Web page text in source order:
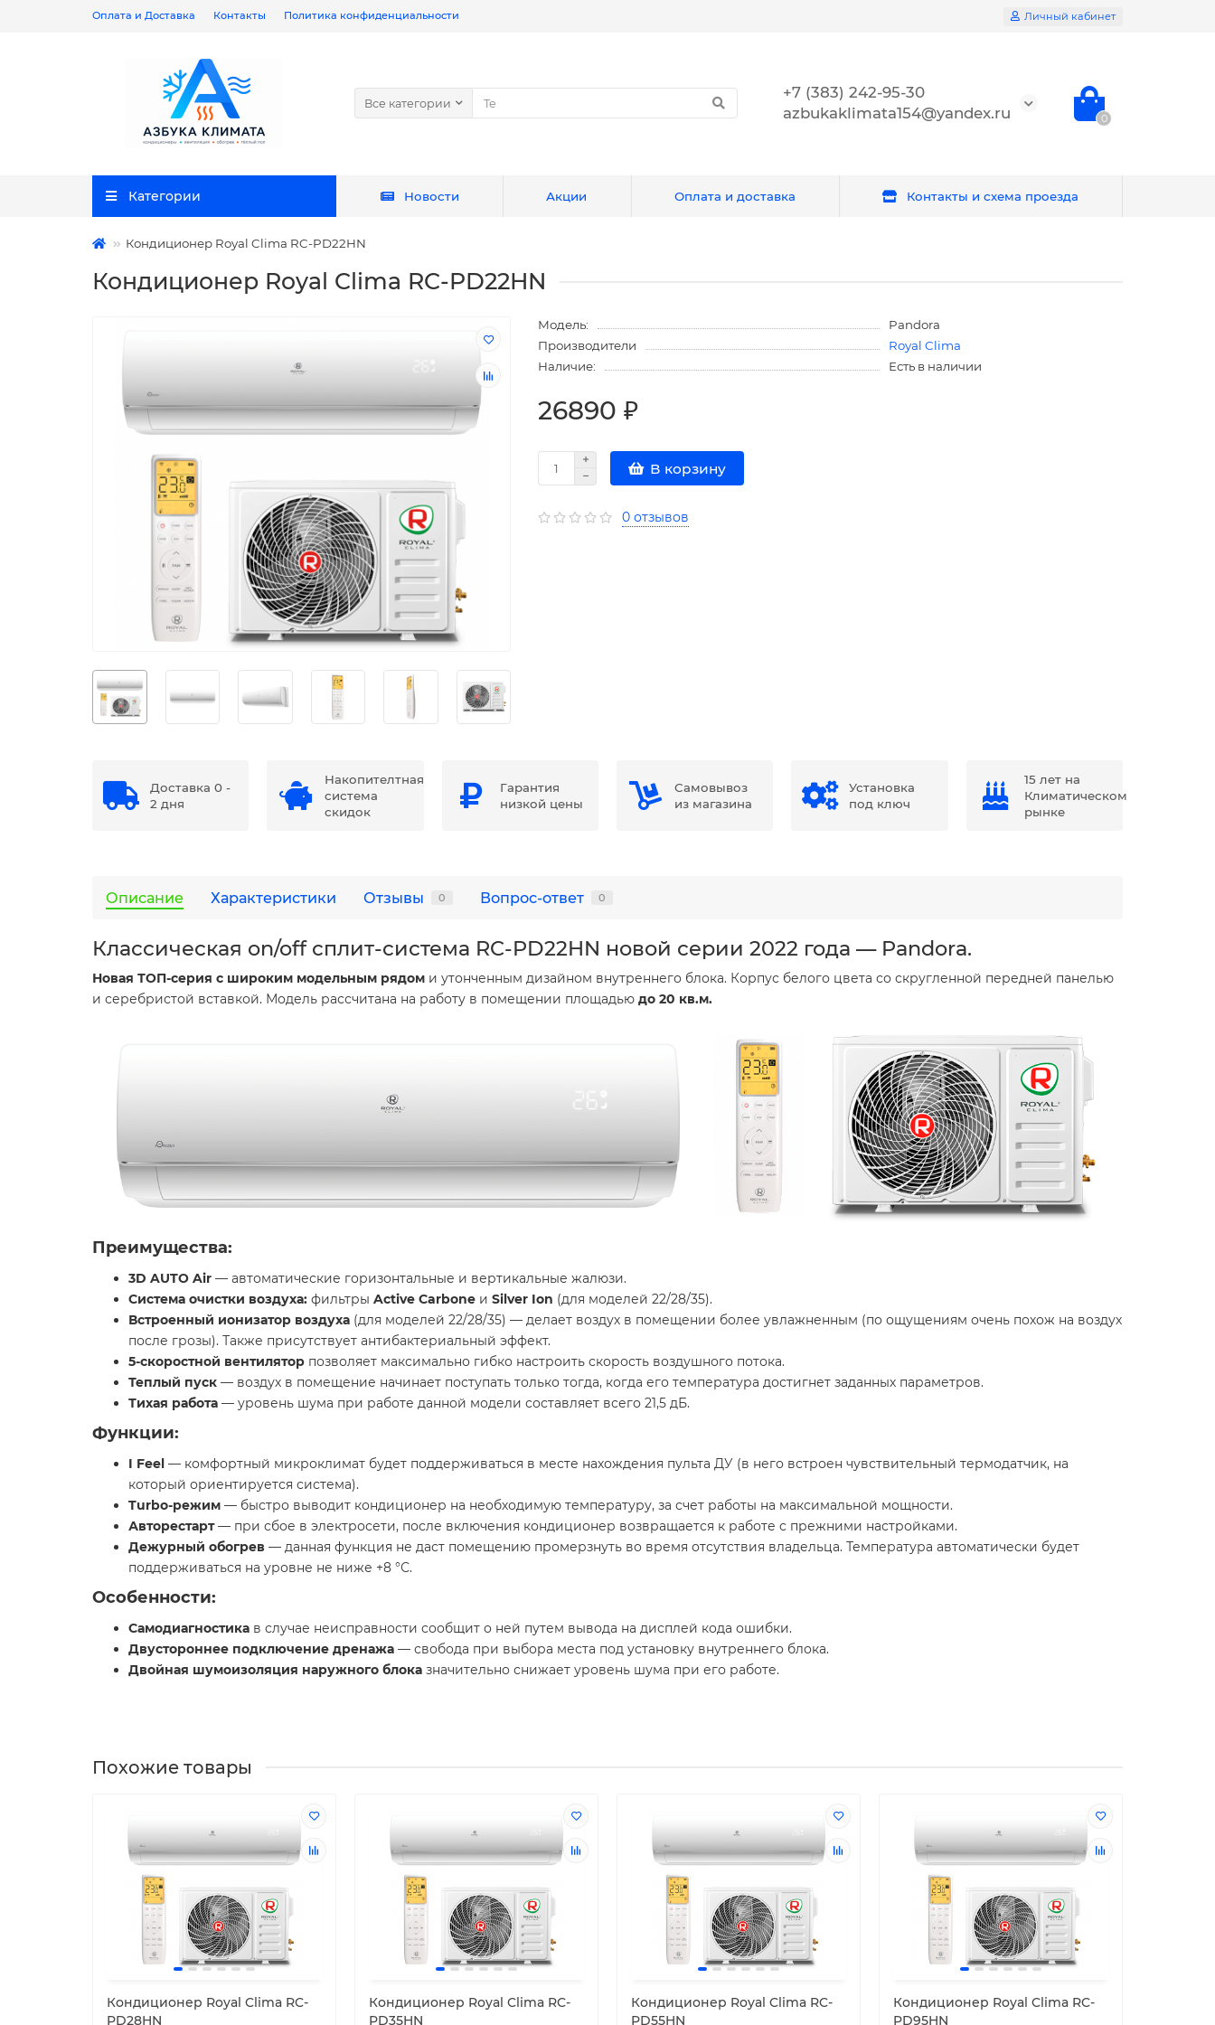
Оплата и Доставка Контакты Политика конфиденциальности Личный кабинет
Все категории
+7 (383) 242-95-30
azbukaklimata154@yandex.ru
0
Категории Новости Акции Оплата и доставка Контакты и схема проезда
Кондиционер Royal Clima RC-PD22HN
Кондиционер Royal Clima RC-PD22HN
Модель:
Pandora
Производители
Royal Clima
Наличие:
Есть в наличии
26890 ₽
В корзину
0 отзывов
Доставка 0 -
2 дня
Накопителтная
система
скидок
Гарантия
низкой цены
Самовывоз
из магазина
Установка
под ключ
15 лет на
Климатическом
рынке
Описание Характеристики Отзывы 0 Вопрос-ответ 0
Классическая on/off сплит-система RC-PD22HN новой серии 2022 года — Pandora.
Новая ТОП-серия с широким модельным рядом и утонченным дизайном внутреннего блока. Корпус белого цвета со скругленной передней панелью
и серебристой вставкой. Модель рассчитана на работу в помещении площадью до 20 кв.м.
Преимущества:
3D AUTO Air — автоматические горизонтальные и вертикальные жалюзи.
Система очистки воздуха: фильтры Active Carbone и Silver Ion (для моделей 22/28/35).
Встроенный ионизатор воздуха (для моделей 22/28/35) — делает воздух в помещении более увлажненным (по ощущениям очень похож на воздух
после грозы). Также присутствует антибактериальный эффект.
5-скоростной вентилятор позволяет максимально гибко настроить скорость воздушного потока.
Теплый пуск — воздух в помещение начинает поступать только тогда, когда его температура достигнет заданных параметров.
Тихая работа — уровень шума при работе данной модели составляет всего 21,5 дБ.
Функции:
I Feel — комфортный микроклимат будет поддерживаться в месте нахождения пульта ДУ (в него встроен чувствительный термодатчик, на
который ориентируется система).
Turbo-режим — быстро выводит кондиционер на необходимую температуру, за счет работы на максимальной мощности.
Авторестарт— при сбое в электросети, после включения кондиционер возвращается к работе с прежними настройками.
Дежурный обогрев — данная функция не даст помещению промерзнуть во время отсутствия владельца. Температура автоматически будет
поддерживаться на уровне не ниже +8 °С.
Особенности:
Самодиагностика в случае неисправности сообщит о ней путем вывода на дисплей кода ошибки.
Двустороннее подключение дренажа — свобода при выбора места под установку внутреннего блока.
Двойная шумоизоляция наружного блока значительно снижает уровень шума при его работе.
Похожие товары
Кондиционер Royal Clima RC-
PD28HN
Кондиционер Royal Clima RC-
PD35HN
Кондиционер Royal Clima RC-
PD55HN
Кондиционер Royal Clima RC-
PD95HN